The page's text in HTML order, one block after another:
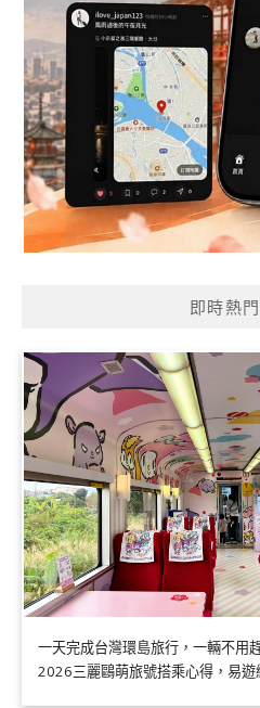
即時熱
一天完成台灣環島旅行，一輛不用
2026三麗鷗萌旅號搭乘心得，易